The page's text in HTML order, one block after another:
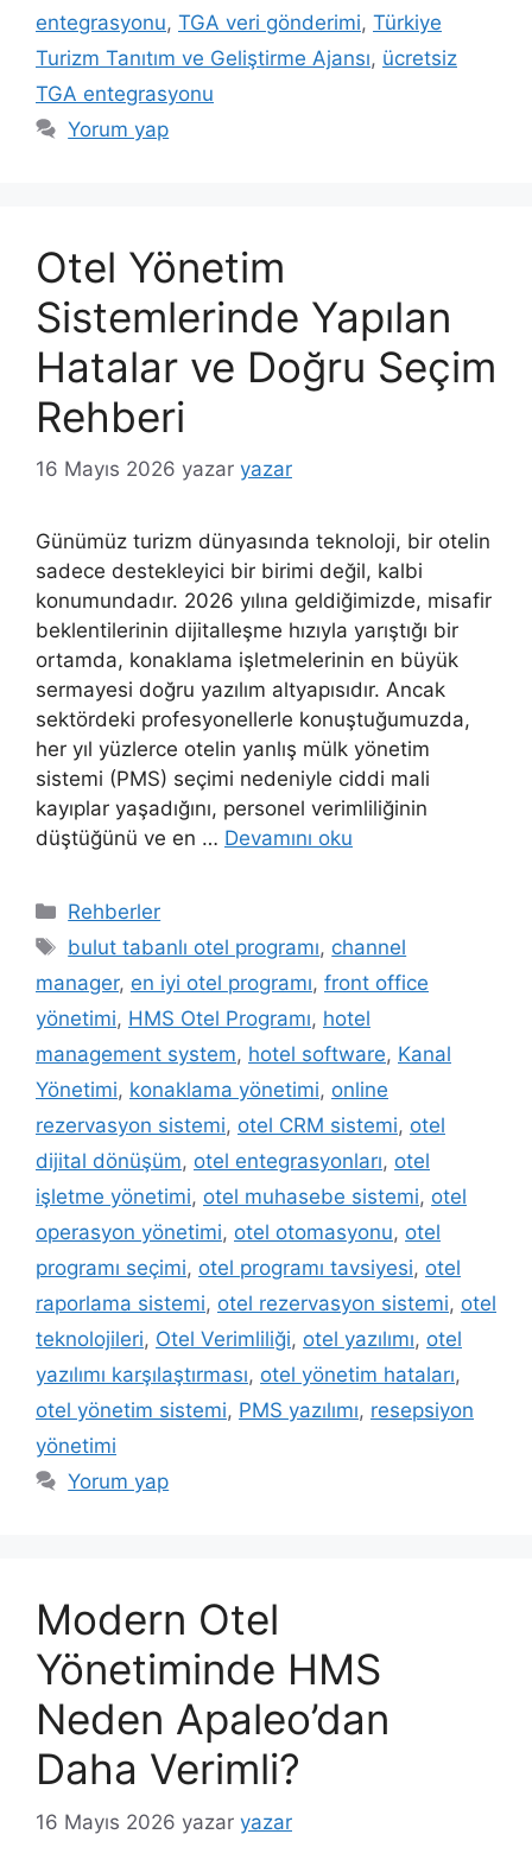
entegrasyonu, TGA veri gönderimi, Türkiye
Turizm Tanıtım ve Geliştirme Ajansı, ücretsiz
TGA entegrasyonu
Yorum yap
Otel Yönetim
Sistemlerinde Yapılan
Hatalar ve Doğru Seçim
Rehberi
16 Mayıs 2026 yazar yazar
Günümüz turizm dünyasında teknoloji, bir otelin
sadece destekleyici bir birimi değil, kalbi
konumundadır. 2026 yılına geldiğimizde, misafir
beklentilerinin dijitalleşme hızıyla yarıştığı bir
ortamda, konaklama işletmelerinin en büyük
sermayesi doğru yazılım altyapısıdır. Ancak
sektördeki profesyonellerle konuştuğumuzda,
her yıl yüzlerce otelin yanlış mülk yönetim
sistemi (PMS) seçimi nedeniyle ciddi mali
kayıplar yaşadığını, personel verimliliğinin
düştüğünü ve en … Devamını oku
Kategoriler
Rehberler
Etiketler
bulut tabanlı otel programı, channel
manager, en iyi otel programı, front office
yönetimi, HMS Otel Programı, hotel
management system, hotel software, Kanal
Yönetimi, konaklama yönetimi, online
rezervasyon sistemi, otel CRM sistemi, otel
dijital dönüşüm, otel entegrasyonları, otel
işletme yönetimi, otel muhasebe sistemi, otel
operasyon yönetimi, otel otomasyonu, otel
programı seçimi, otel programı tavsiyesi, otel
raporlama sistemi, otel rezervasyon sistemi, otel
teknolojileri, Otel Verimliliği, otel yazılımı, otel
yazılımı karşılaştırması, otel yönetim hataları,
otel yönetim sistemi, PMS yazılımı, resepsiyon
yönetimi
Yorum yap
Modern Otel
Yönetiminde HMS
Neden Apaleo’dan
Daha Verimli?
16 Mayıs 2026 yazar yazar